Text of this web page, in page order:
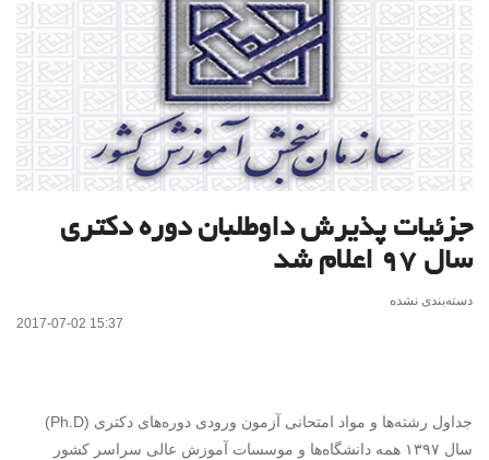
جزئیات پذیرش داوطلبان دوره دکتری
سال ۹۷ اعلام شد
دسته‌بندی نشده
2017-07-02 15:37
جداول رشته‌ها و مواد امتحانی آزمون ورودی دوره‌های دکتری (Ph.D)
سال ۱۳۹۷ همه دانشگاه‌ها و موسسات آموزش عالی سراسر کشور